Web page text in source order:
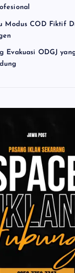
Modus COD Fiktif
Evakuasi ODGJ